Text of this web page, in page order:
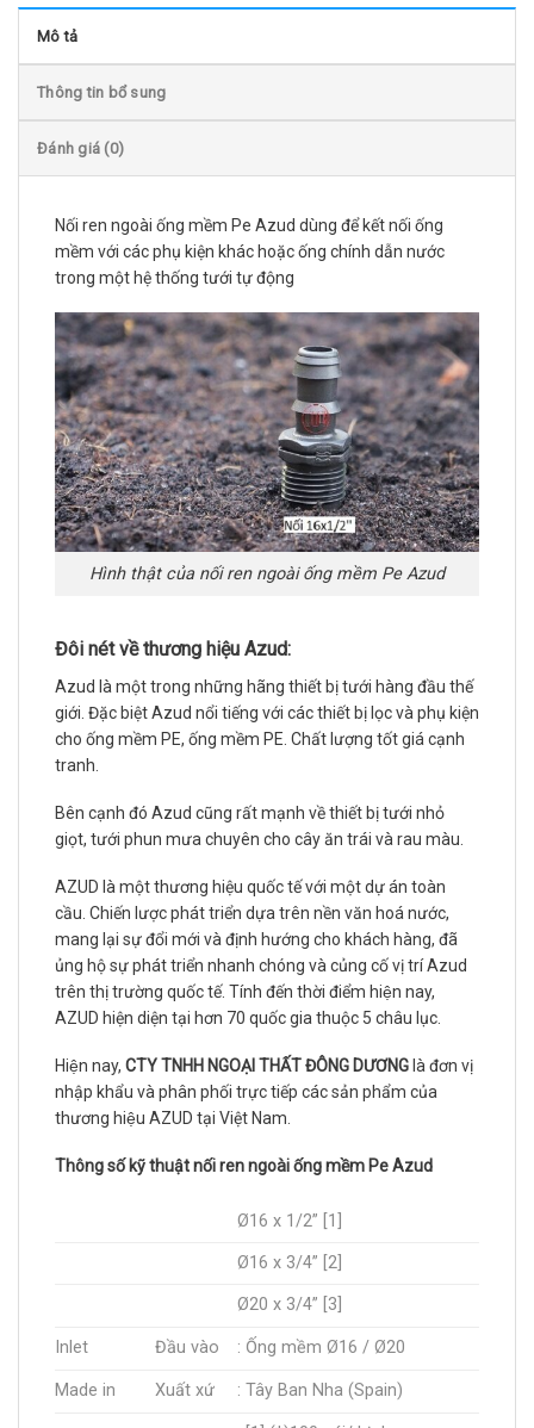
Mô tả
Thông tin bổ sung
Đánh giá (0)
Nối ren ngoài ống mềm Pe Azud dùng để kết nối ống
mềm với các phụ kiện khác hoặc ống chính dẫn nước
trong một hệ thống tưới tự động
Hình thật của nối ren ngoài ống mềm Pe Azud
Đôi nét về thương hiệu Azud:
Azud là một trong những hãng thiết bị tưới hàng đầu thế
giới. Đặc biệt Azud nổi tiếng với các thiết bị lọc và phụ kiện
cho ống mềm PE, ống mềm PE. Chất lượng tốt giá cạnh
tranh.
Bên cạnh đó Azud cũng rất mạnh về thiết bị tưới nhỏ
giọt, tưới phun mưa chuyên cho cây ăn trái và rau màu.
AZUD là một thương hiệu quốc tế với một dự án toàn
cầu. Chiến lược phát triển dựa trên nền văn hoá nước,
mang lại sự đổi mới và định hướng cho khách hàng, đã
ủng hộ sự phát triển nhanh chóng và củng cố vị trí Azud
trên thị trường quốc tế. Tính đến thời điểm hiện nay,
AZUD hiện diện tại hơn 70 quốc gia thuộc 5 châu lục.
Hiện nay, CTY TNHH NGOẠI THẤT ĐÔNG DƯƠNG là đơn vị
nhập khẩu và phân phối trực tiếp các sản phẩm của
thương hiệu AZUD tại Việt Nam.
Thông số kỹ thuật nối ren ngoài ống mềm Pe Azud
Ø16 x 1/2” [1]
Ø16 x 3/4” [2]
Ø20 x 3/4” [3]
Inlet Đầu vào : Ống mềm Ø16 / Ø20
Made in Xuất xứ : Tây Ban Nha (Spain)